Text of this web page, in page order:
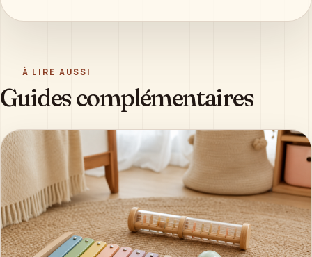
À LIRE AUSSI
Guides complémentaires